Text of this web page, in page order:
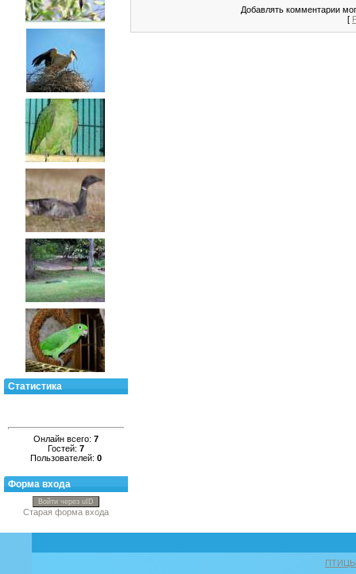
Статистика
Онлайн всего: 7
Гостей: 7
Пользователей: 0
Форма входа
Войти через uID
Старая форма входа
Добавлять комментарии
[